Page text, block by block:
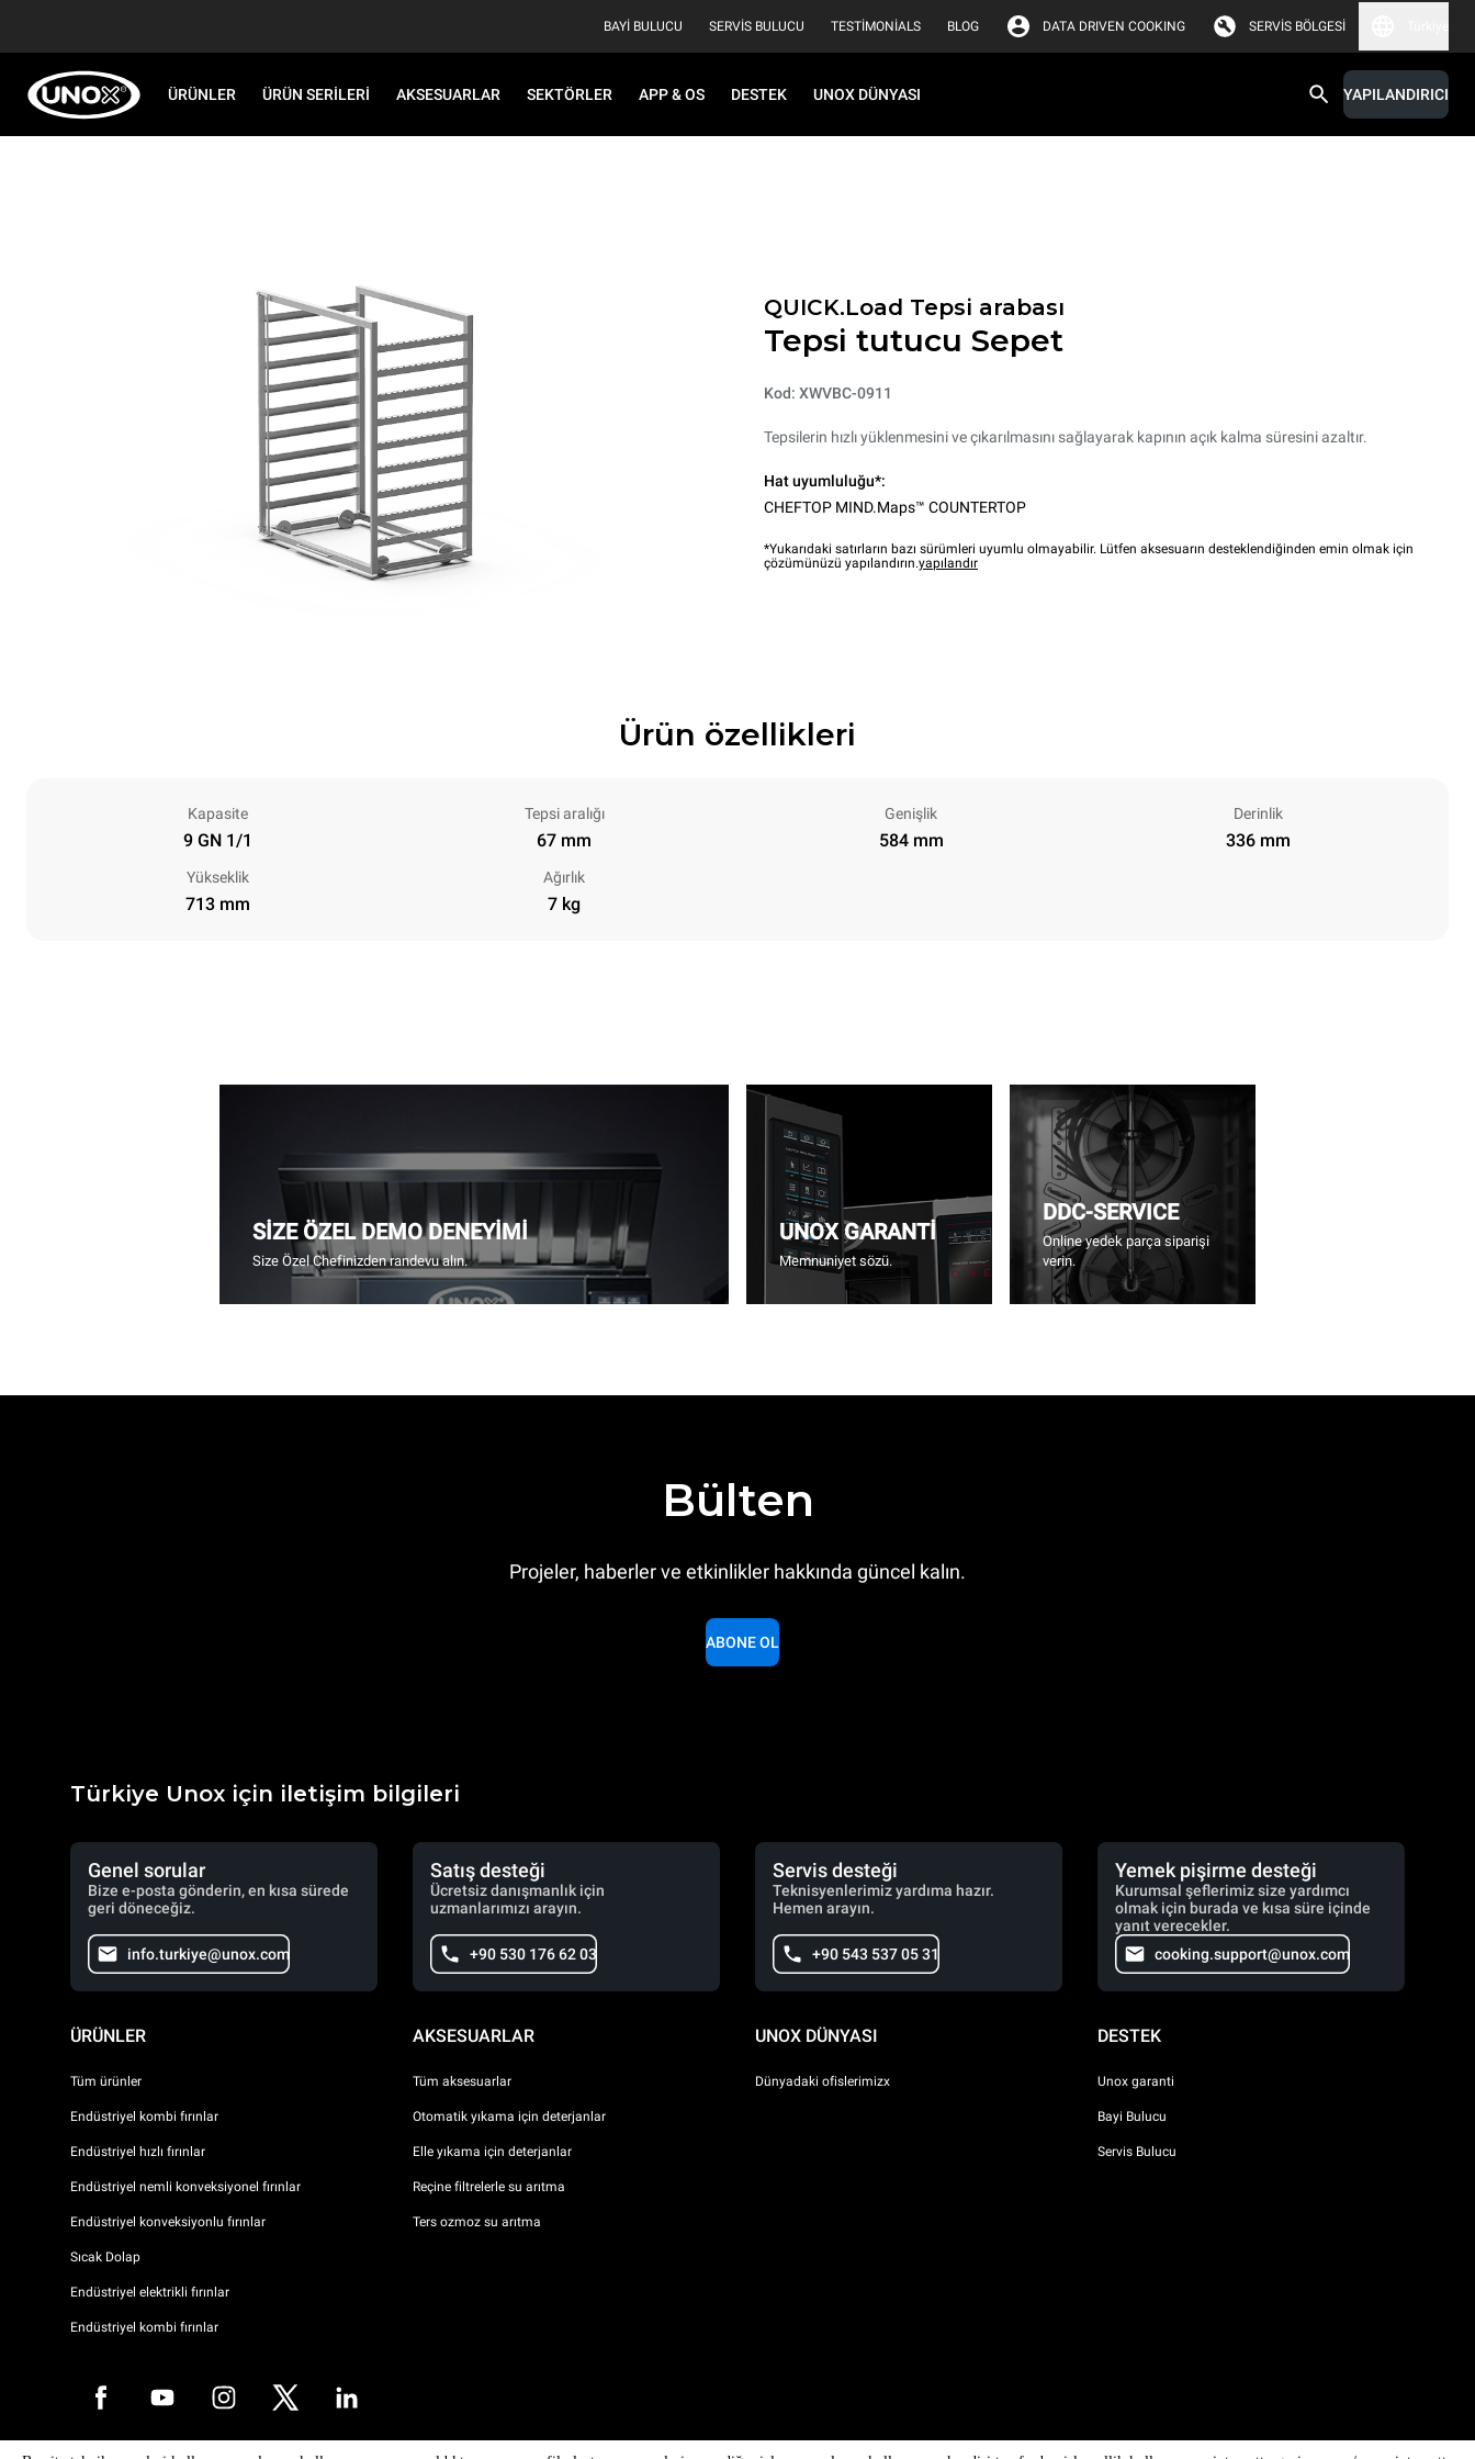
BAYI BULUCU SERVIS BULUCU TESTIMONIALS BLOG DATA DRIVEN COOKING SERVIS BÖLGESI
ÜRÜNLER ÜRÜN SERILERI AKSESUARLAR SEKTÖRLER APP & OS DESTEK UNOX DÜNYASI YAPILANDIRICI
QUICK.Load Tepsi arabası
Tepsi tutucu Sepet
Kod: XWVBC-0911
Tepsilerin hızlı yüklenmesini ve çıkarılmasını sağlayarak kapının açık kalma süresini azaltır.
Hat uyumluluğu*:
CHEFTOP MIND.Maps™ COUNTERTOP
*Yukarıdaki satırların bazı sürümleri uyumlu olmayabilir. Lütfen aksesuarın desteklendiğinden emin olmak için
çözümünüzü yapılandırın.yapılandır
Ürün özellikleri
Kapasite
9 GN 1/1
Tepsi aralığı
67 mm
Genişlik
584 mm
Derinlik
336 mm
Yükseklik
713 mm
Ağırlık
7 kg
SİZE ÖZEL DEMO DENEYİMİ
Size Özel Chefinizden randevu alın.
UNOX GARANTİ
Memnuniyet sözü.
DDC-SERVICE
Online yedek parça siparişi
verin.
Bülten
Projeler, haberler ve etkinlikler hakkında güncel kalın.
ABONE OL
Türkiye Unox için iletişim bilgileri
Genel sorular
Bize e-posta gönderin, en kısa sürede
geri döneceğiz.
info.turkiye@unox.com
Satış desteği
Ücretsiz danışmanlık için
uzmanlarımızı arayın.
+90 530 176 62 03
Servis desteği
Teknisyenlerimiz yardıma hazır.
Hemen arayın.
+90 543 537 05 31
Yemek pişirme desteği
Kurumsal şeflerimiz size yardımcı
olmak için burada ve kısa süre içinde
yanıt verecekler.
cooking.support@unox.com
ÜRÜNLER
Tüm ürünler
Endüstriyel kombi fırınlar
Endüstriyel hızlı fırınlar
Endüstriyel nemli konveksiyonel fırınlar
Endüstriyel konveksiyonlu fırınlar
Sıcak Dolap
Endüstriyel elektrikli fırınlar
Endüstriyel kombi fırınlar
AKSESUARLAR
Tüm aksesuarlar
Otomatik yıkama için deterjanlar
Elle yıkama için deterjanlar
Reçine filtrelerle su arıtma
Ters ozmoz su arıtma
UNOX DÜNYASI
Dünyadaki ofislerimizx
DESTEK
Unox garanti
Bayi Bulucu
Servis Bulucu